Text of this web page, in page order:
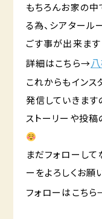
もちろんお家の
る為、シアタール
ごす事が出来ます
詳細はこちら→
これからもイン
発信していきます
ストーリーや投稿
まだフォローして
ーをよろしくお願
フォローはこち